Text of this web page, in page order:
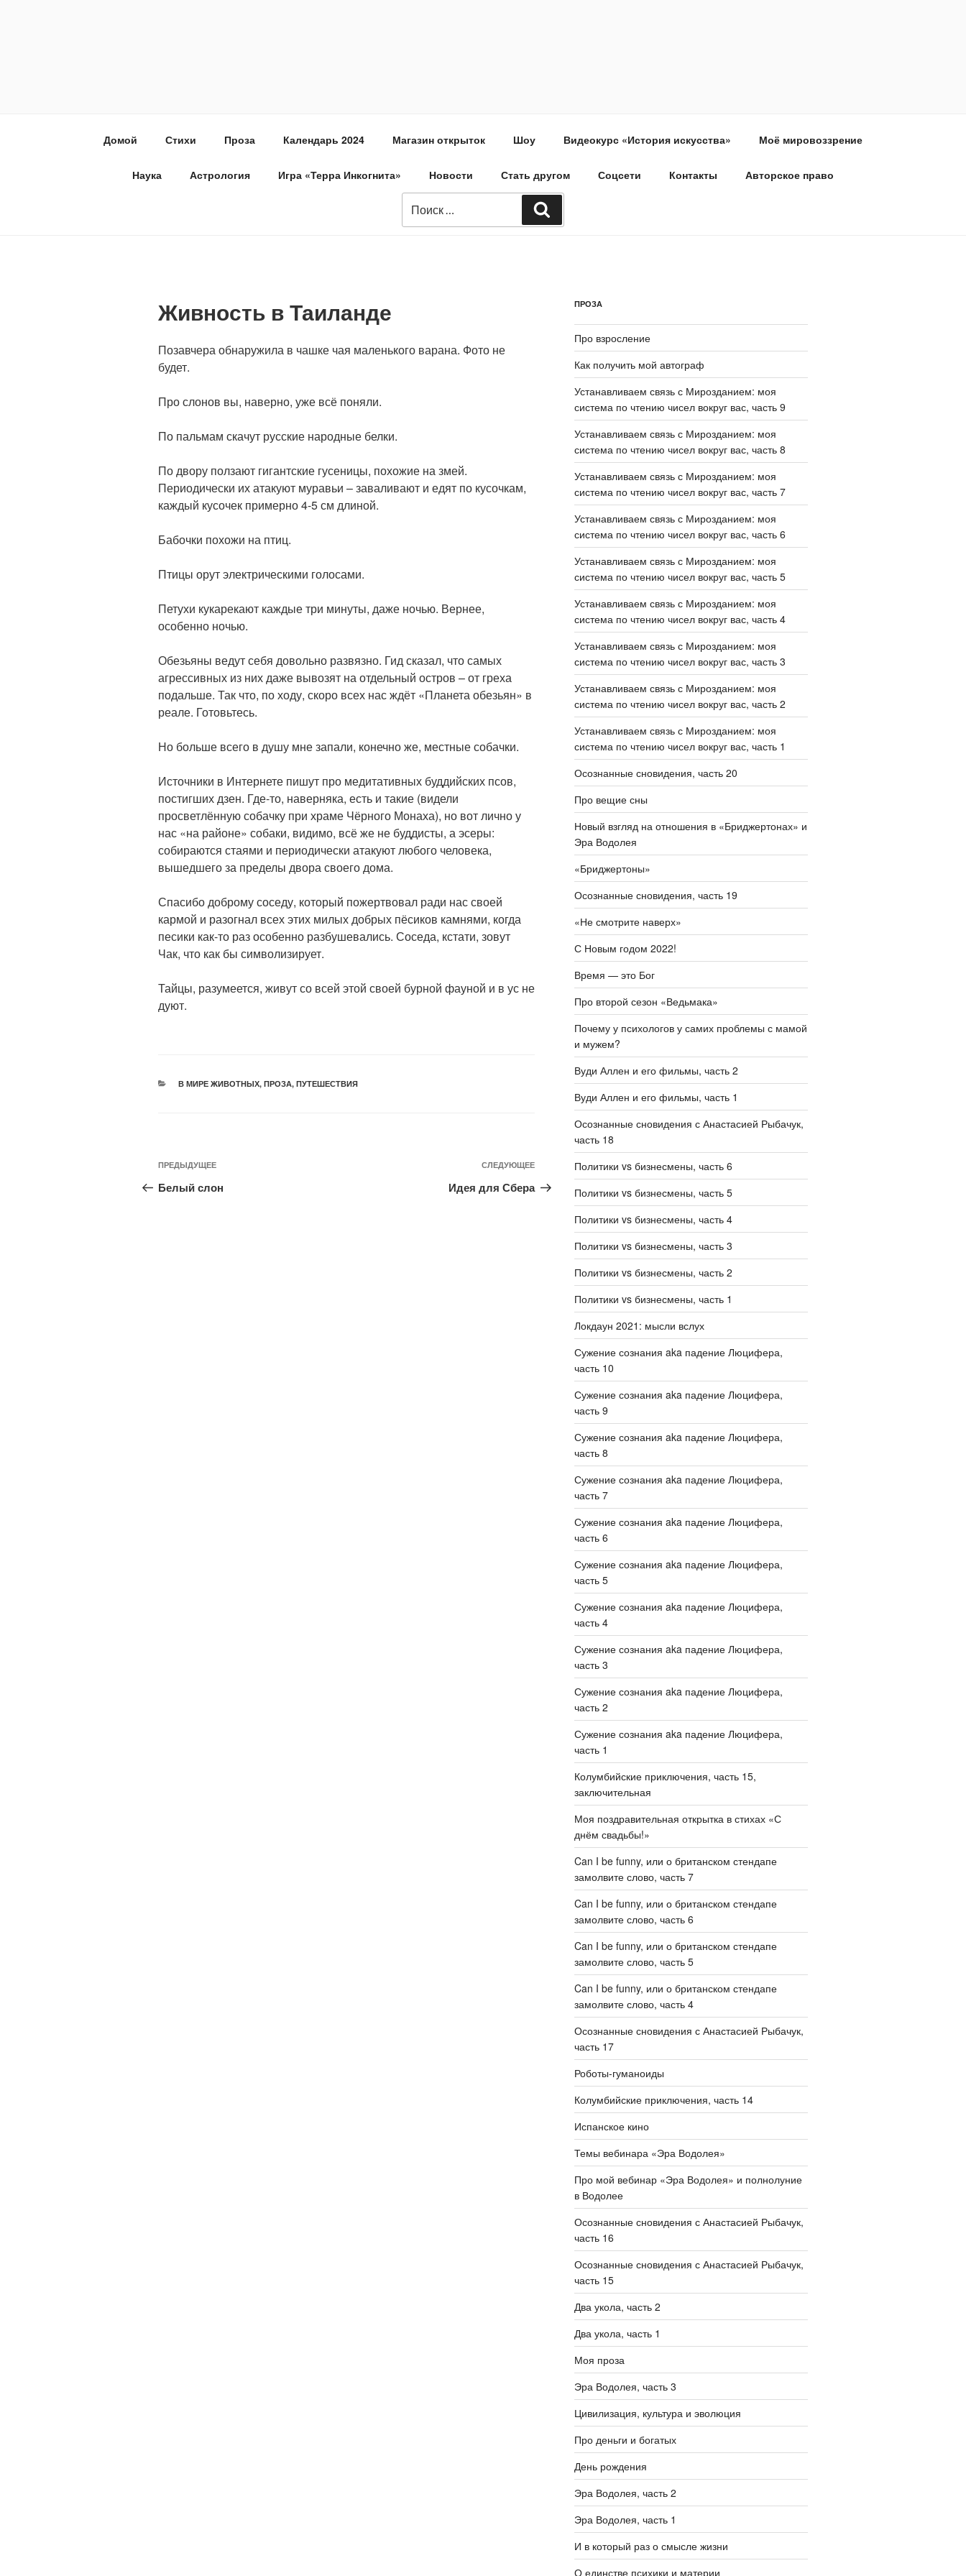
Домой Стихи Проза Календарь 2024 Магазин открыток Шоу Видеокурс «История искусства» Моё мировоззрение
Наука Астрология Игра «Терра Инкогнита» Новости Стать другом Соцсети Контакты Авторское право
Живность в Таиланде
Позавчера обнаружила в чашке чая маленького варана. Фото не
будет.
Про слонов вы, наверно, уже всё поняли.
По пальмам скачут русские народные белки.
По двору ползают гигантские гусеницы, похожие на змей.
Периодически их атакуют муравьи – заваливают и едят по кусочкам,
каждый кусочек примерно 4-5 см длиной.
Бабочки похожи на птиц.
Птицы орут электрическими голосами.
Петухи кукарекают каждые три минуты, даже ночью. Вернее,
особенно ночью.
Обезьяны ведут себя довольно развязно. Гид сказал, что самых
агрессивных из них даже вывозят на отдельный остров – от греха
подальше. Так что, по ходу, скоро всех нас ждёт «Планета обезьян» в
реале. Готовьтесь.
Но больше всего в душу мне запали, конечно же, местные собачки.
Источники в Интернете пишут про медитативных буддийских псов,
постигших дзен. Где-то, наверняка, есть и такие (видели
просветлённую собачку при храме Чёрного Монаха), но вот лично у
нас «на районе» собаки, видимо, всё же не буддисты, а эсеры:
собираются стаями и периодически атакуют любого человека,
вышедшего за пределы двора своего дома.
Спасибо доброму соседу, который пожертвовал ради нас своей
кармой и разогнал всех этих милых добрых пёсиков камнями, когда
песики как-то раз особенно разбушевались. Соседа, кстати, зовут
Чак, что как бы символизирует.
Тайцы, разумеется, живут со всей этой своей бурной фауной и в ус не
дуют.
В МИРЕ ЖИВОТНЫХ, ПРОЗА, ПУТЕШЕСТВИЯ
ПРЕДЫДУЩЕЕ
Белый слон
СЛЕДУЮЩЕЕ
Идея для Сбера
ПРОЗА
Про взросление
Как получить мой автограф
Устанавливаем связь с Мирозданием: моя
система по чтению чисел вокруг вас, часть 9
Устанавливаем связь с Мирозданием: моя
система по чтению чисел вокруг вас, часть 8
Устанавливаем связь с Мирозданием: моя
система по чтению чисел вокруг вас, часть 7
Устанавливаем связь с Мирозданием: моя
система по чтению чисел вокруг вас, часть 6
Устанавливаем связь с Мирозданием: моя
система по чтению чисел вокруг вас, часть 5
Устанавливаем связь с Мирозданием: моя
система по чтению чисел вокруг вас, часть 4
Устанавливаем связь с Мирозданием: моя
система по чтению чисел вокруг вас, часть 3
Устанавливаем связь с Мирозданием: моя
система по чтению чисел вокруг вас, часть 2
Устанавливаем связь с Мирозданием: моя
система по чтению чисел вокруг вас, часть 1
Осознанные сновидения, часть 20
Про вещие сны
Новый взгляд на отношения в «Бриджертонах» и
Эра Водолея
«Бриджертоны»
Осознанные сновидения, часть 19
«Не смотрите наверх»
С Новым годом 2022!
Время — это Бог
Про второй сезон «Ведьмака»
Почему у психологов у самих проблемы с мамой
и мужем?
Вуди Аллен и его фильмы, часть 2
Вуди Аллен и его фильмы, часть 1
Осознанные сновидения с Анастасией Рыбачук,
часть 18
Политики vs бизнесмены, часть 6
Политики vs бизнесмены, часть 5
Политики vs бизнесмены, часть 4
Политики vs бизнесмены, часть 3
Политики vs бизнесмены, часть 2
Политики vs бизнесмены, часть 1
Локдаун 2021: мысли вслух
Сужение сознания aka падение Люцифера,
часть 10
Сужение сознания aka падение Люцифера,
часть 9
Сужение сознания aka падение Люцифера,
часть 8
Сужение сознания aka падение Люцифера,
часть 7
Сужение сознания aka падение Люцифера,
часть 6
Сужение сознания aka падение Люцифера,
часть 5
Сужение сознания aka падение Люцифера,
часть 4
Сужение сознания aka падение Люцифера,
часть 3
Сужение сознания aka падение Люцифера,
часть 2
Сужение сознания aka падение Люцифера,
часть 1
Колумбийские приключения, часть 15,
заключительная
Моя поздравительная открытка в стихах «С
днём свадьбы!»
Can I be funny, или о британском стендапе
замолвите слово, часть 7
Can I be funny, или о британском стендапе
замолвите слово, часть 6
Can I be funny, или о британском стендапе
замолвите слово, часть 5
Can I be funny, или о британском стендапе
замолвите слово, часть 4
Осознанные сновидения с Анастасией Рыбачук,
часть 17
Роботы-гуманоиды
Колумбийские приключения, часть 14
Испанское кино
Темы вебинара «Эра Водолея»
Про мой вебинар «Эра Водолея» и полнолуние
в Водолее
Осознанные сновидения с Анастасией Рыбачук,
часть 16
Осознанные сновидения с Анастасией Рыбачук,
часть 15
Два укола, часть 2
Два укола, часть 1
Моя проза
Эра Водолея, часть 3
Цивилизация, культура и эволюция
Про деньги и богатых
День рождения
Эра Водолея, часть 2
Эра Водолея, часть 1
И в который раз о смысле жизни
О единстве психики и материи